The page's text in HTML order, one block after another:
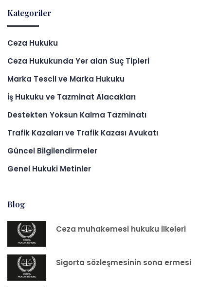
Kategoriler
Ceza Hukuku
Ceza Hukukunda Yer alan Suç Tipleri
Marka Tescil ve Marka Hukuku
İş Hukuku ve Tazminat Alacakları
Destekten Yoksun Kalma Tazminatı
Trafik Kazaları ve Trafik Kazası Avukatı
Güncel Bilgilendirmeler
Genel Hukuki Metinler
Blog
Ceza muhakemesi hukuku ilkeleri
Sigorta sözleşmesinin sona ermesi